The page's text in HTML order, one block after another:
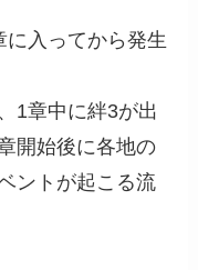
入ってから発生
1章中に絆3が出
開始後に各地の
ントが起こる流